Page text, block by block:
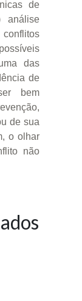
de
análise
das
de
bem
de sua
o olhar
não